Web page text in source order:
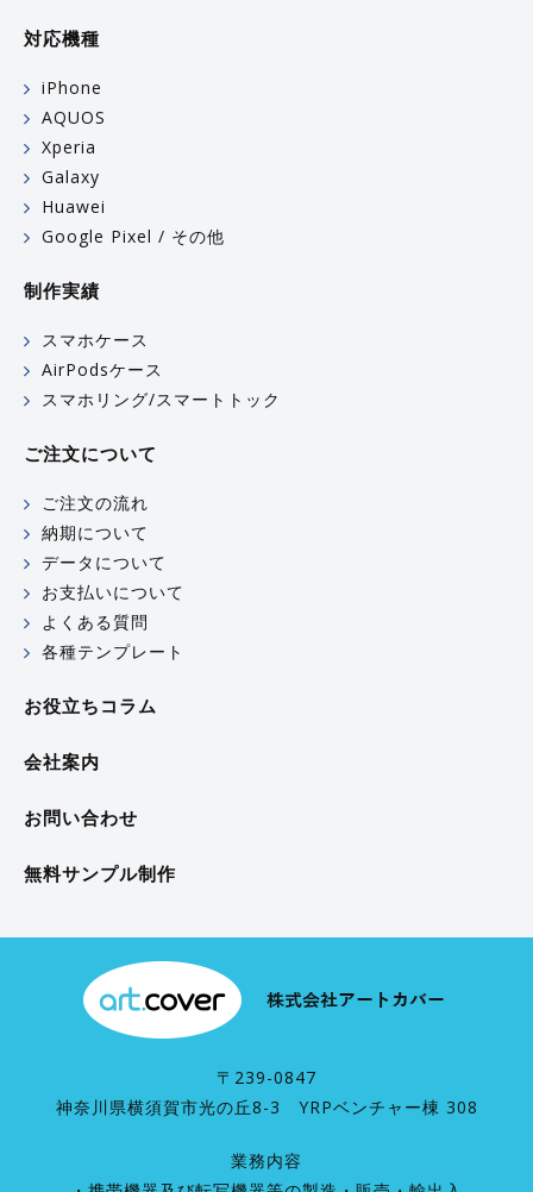
対応機種
iPhone
AQUOS
Xperia
Galaxy
Huawei
Google Pixel / その他
制作実績
スマホケース
AirPodsケース
スマホリング/スマートトック
ご注文について
ご注文の流れ
納期について
データについて
お支払いについて
よくある質問
各種テンプレート
お役立ちコラム
会社案内
お問い合わせ
無料サンプル制作
〒239-0847
神奈川県横須賀市光の丘8-3 YRPベンチャー棟 308
業務内容